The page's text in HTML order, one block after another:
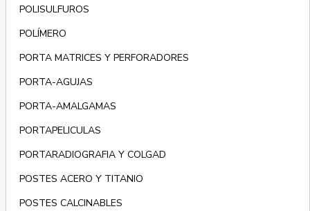
POLISULFUROS
POLÍMERO
PORTA MATRICES Y PERFORADORES
PORTA-AGUJAS
PORTA-AMALGAMAS
PORTAPELICULAS
PORTARADIOGRAFIA Y COLGAD
POSTES ACERO Y TITANIO
POSTES CALCINABLES